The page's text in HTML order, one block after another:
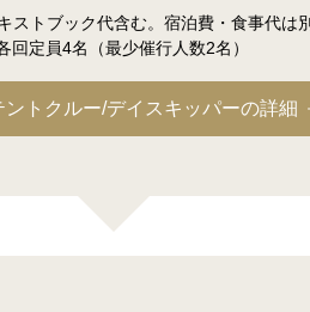
ストブック代含む。宿泊費・食事代は
回定員4名（最少催行人数2名）
ントクルー/デイスキッパーの詳細